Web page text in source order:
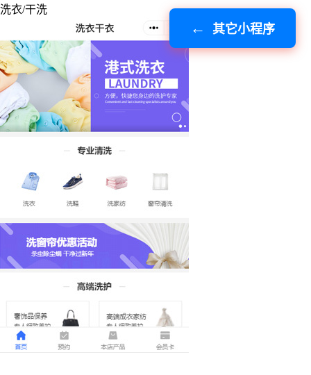
其它小程序
洗衣/干洗